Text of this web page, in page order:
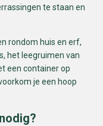
te staan en
rondom huis en erf,
het leegruimen van
een container op
je een hoop